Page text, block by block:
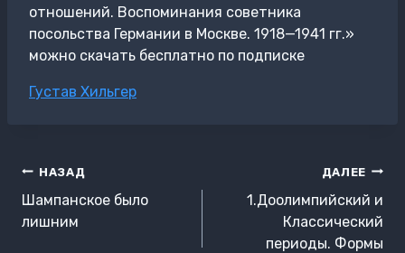
отношений. Воспоминания советника
посольства Германии в Москве. 1918—1941 гг.»
можно скачать бесплатно по подписке
Метки
Густав Хильгер
Навигация
по
записям
НАЗАД
Шампанское было
лишним
ДАЛЕЕ
1.Доолимпийский и
Классический
периоды. Формы